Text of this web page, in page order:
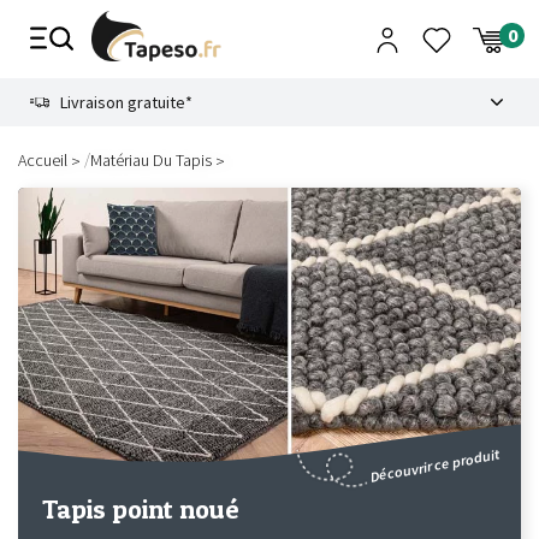
Livraison gratuite*
Accueil /Matériau Du Tapis
Tapis point noué
Découvrir ce produit